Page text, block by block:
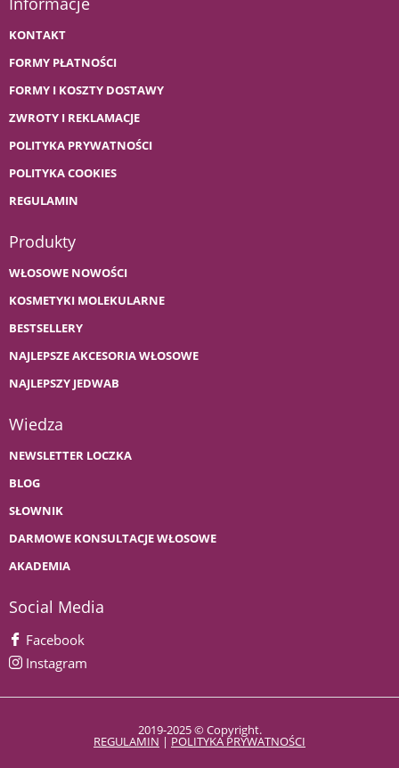
KONTAKT
FORMY PŁATNOŚCI
FORMY I KOSZTY DOSTAWY
ZWROTY I REKLAMACJE
POLITYKA PRYWATNOŚCI
POLITYKA COOKIES
REGULAMIN
Produkty
WŁOSOWE NOWOŚCI
KOSMETYKI MOLEKULARNE
BESTSELLERY
NAJLEPSZE AKCESORIA WŁOSOWE
NAJLEPSZY JEDWAB
Wiedza
NEWSLETTER LOCZKA
BLOG
SŁOWNIK
DARMOWE KONSULTACJE WŁOSOWE
AKADEMIA
Social Media
Facebook
Instagram
2019-2025 © Copyright.
REGULAMIN | POLITYKA PRYWATNOŚCI